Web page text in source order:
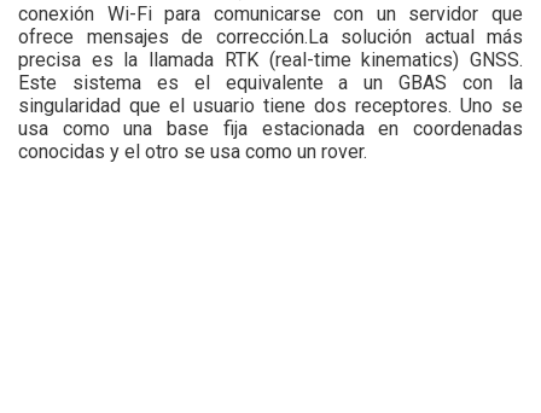
conexión Wi-Fi para comunicarse con un servidor que
ofrece mensajes de corrección.La solución actual más
precisa es la llamada RTK (real-time kinematics) GNSS.
Este sistema es el equivalente a un GBAS con la
singularidad que el usuario tiene dos receptores. Uno se
usa como una base fija estacionada en coordenadas
conocidas y el otro se usa como un rover.